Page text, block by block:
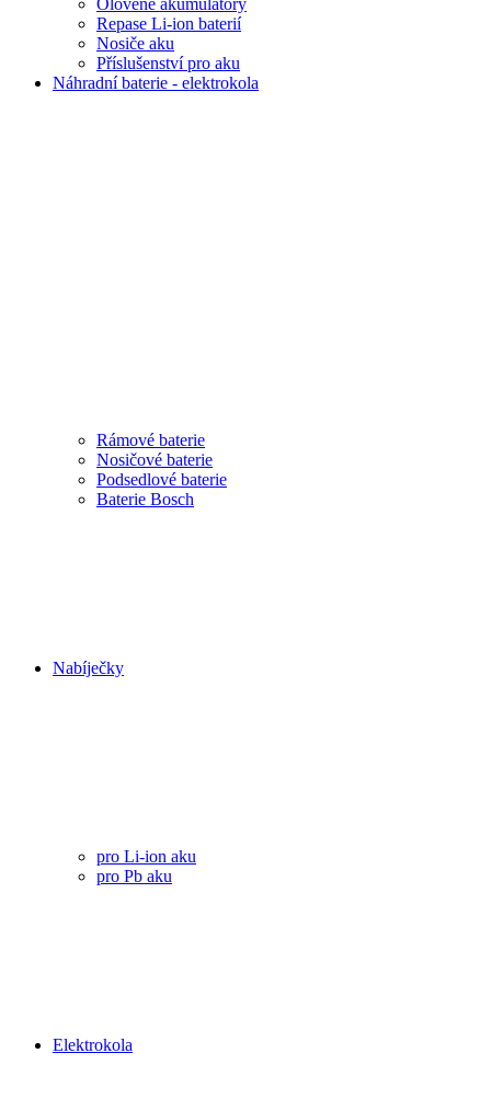
Repase Li-ion baterií
Nosiče aku
Příslušenství pro aku
Náhradní baterie - elektrokola
Rámové baterie
Nosičové baterie
Podsedlové baterie
Baterie Bosch
Nabíječky
pro Li-ion aku
pro Pb aku
Elektrokola